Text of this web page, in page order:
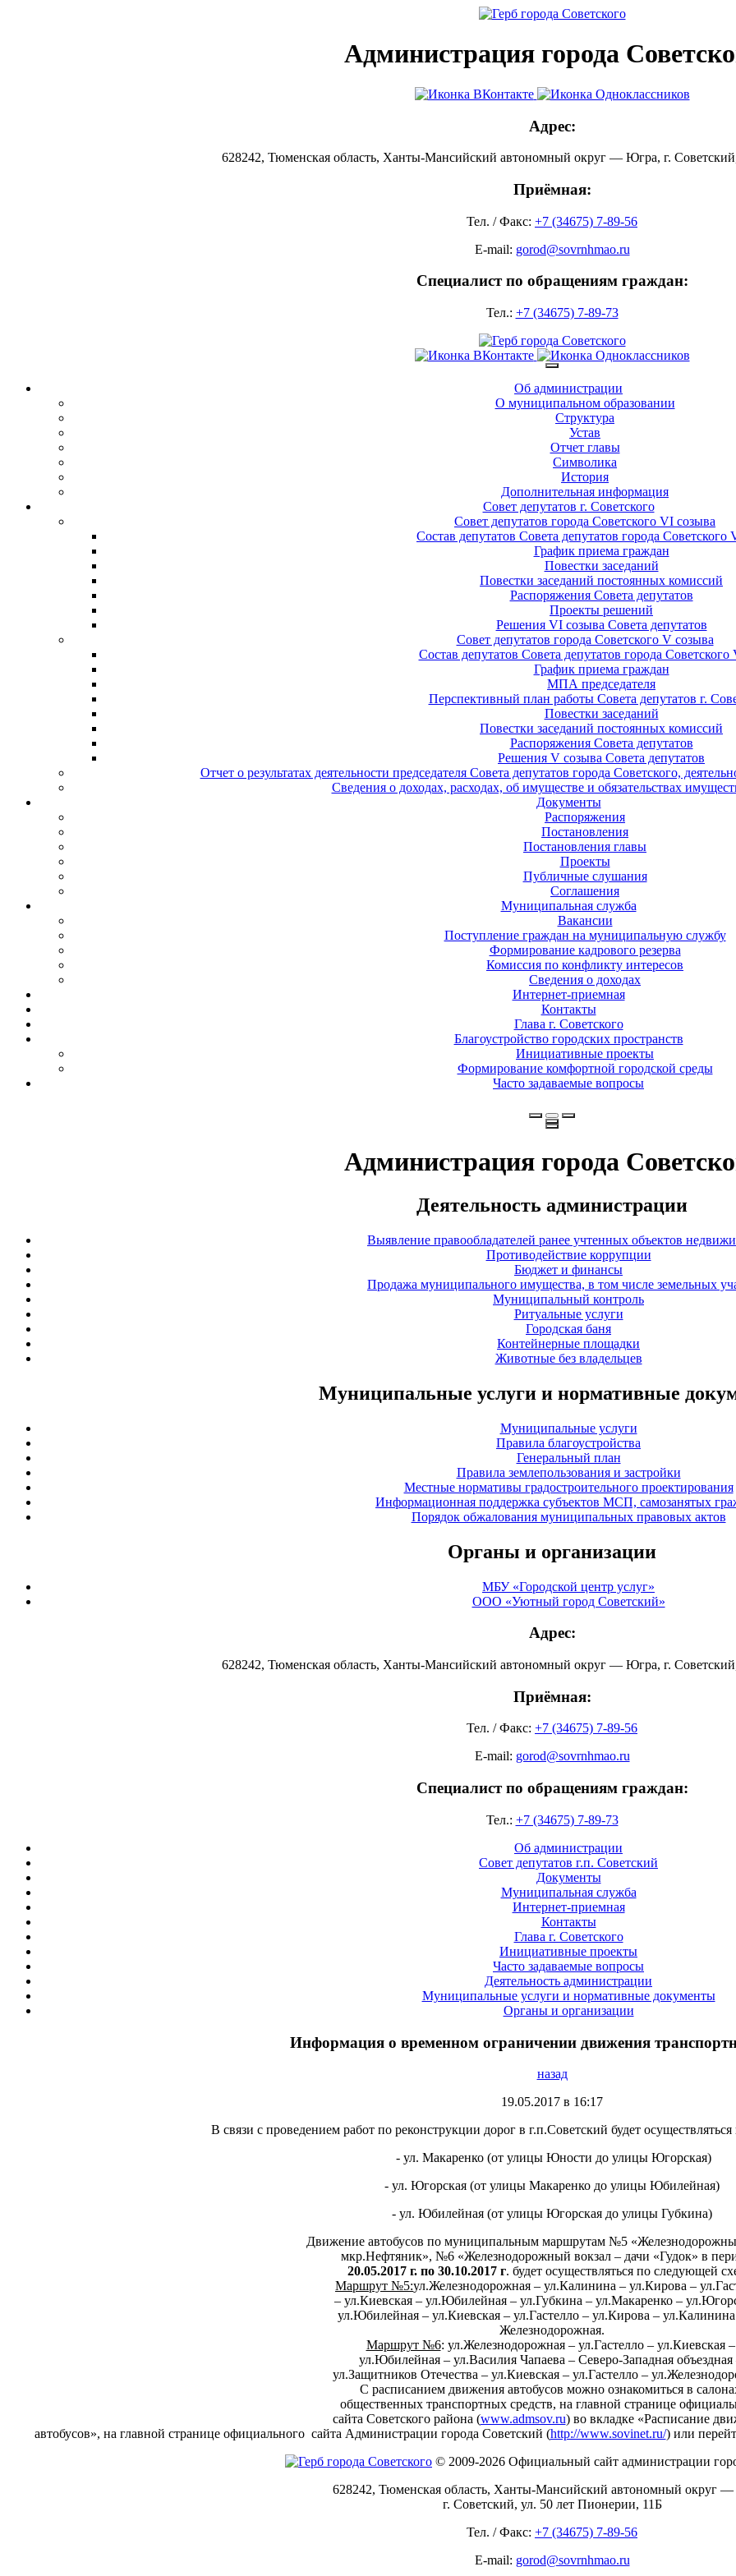
Администрация города
Адрес:
628242, Тюменская область, Ханты-Мансийский автономный округ — Югра, г.
Приёмная:
Тел. / Факс: +7 (34675) 7-89-56
E-mail: gorod@sovrnhmao.ru
Специалист по обращениям граждан:
Тел.: +7 (34675) 7-89-73
Об администрации
О муниципальном образовании
Структура
Устав
Отчет главы
Символика
История
Дополнительная информация
Совет депутатов г. Советского
Совет депутатов города Советского VI созыва
Состав депутатов Совета депутатов города Советского
График приема граждан
Повестки заседаний
Повестки заседаний постоянных комиссий
Распоряжения Совета депутатов
Проекты решений
Решения VI созыва Совета депутатов
Совет депутатов города Советского V созыва
Состав депутатов Совета депутатов города Советского
График приема граждан
МПА председателя
Перспективный план работы Совета депутатов г.
Повестки заседаний
Повестки заседаний постоянных комиссий
Распоряжения Совета депутатов
Решения V созыва Совета депутатов
Отчет о результатах деятельности председателя Совета депутатов города Советского,
Сведения о доходах, расходах, об имуществе и обязательствах
Документы
Распоряжения
Постановления
Постановления главы
Проекты
Публичные слушания
Соглашения
Муниципальная служба
Вакансии
Поступление граждан на муниципальную службу
Формирование кадрового резерва
Комиссия по конфликту интересов
Сведения о доходах
Интернет-приемная
Контакты
Глава г. Советского
Благоустройство городских пространств
Инициативные проекты
Формирование комфортной городской среды
Часто задаваемые вопросы
Администрация города
Деятельность администрации
Выявление правообладателей ранее учтенных объектов
Противодействие коррупции
Бюджет и финансы
Продажа муниципального имущества, в том числе земельных
Муниципальный контроль
Ритуальные услуги
Городская баня
Контейнерные площадки
Животные без владельцев
Муниципальные услуги и нормативные
Муниципальные услуги
Правила благоустройства
Генеральный план
Правила землепользования и застройки
Местные нормативы градостроительного проектирования
Информационная поддержка субъектов МСП, самозанятых
Порядок обжалования муниципальных правовых актов
Органы и организации
МБУ «Городской центр услуг»
ООО «Уютный город Советский»
Адрес:
628242, Тюменская область, Ханты-Мансийский автономный округ — Югра, г.
Приёмная:
Тел. / Факс: +7 (34675) 7-89-56
E-mail: gorod@sovrnhmao.ru
Специалист по обращениям граждан:
Тел.: +7 (34675) 7-89-73
Об администрации
Совет депутатов г.п. Советский
Документы
Муниципальная служба
Интернет-приемная
Контакты
Глава г. Советского
Инициативные проекты
Часто задаваемые вопросы
Деятельность администрации
Муниципальные услуги и нормативные документы
Органы и организации
Информация о временном ограничении движения
назад
19.05.2017 в 16:17
В связи с проведением работ по реконструкции дорог в г.п.Советский будет
- ул. Макаренко (от улицы Юности до улицы Югорская)
- ул. Югорская (от улицы Макаренко до улицы Юбилейная)
- ул. Юбилейная (от улицы Югорская до улицы Губкина)
Движение автобусов по муниципальным маршрутам №5
мкр.Нефтяник», №6 «Железнодорожный вокзал – дачи «Гудок» в
20.05.2017 г. по 30.10.2017 г. будет осуществляться по следующей
Маршрут №5:ул.Железнодорожная – ул.Калинина – ул.Кирова –
– ул.Киевская – ул.Юбилейная – ул.Губкина – ул.Макаренко –
ул.Юбилейная – ул.Киевская – ул.Гастелло – ул.Кирова – ул.Калинина
Железнодорожная.
Маршрут №6: ул.Железнодорожная – ул.Гастелло – ул.Киевская –
ул.Юбилейная – ул.Василия Чапаева – Северо-Западная объездная
ул.Защитников Отечества – ул.Киевская – ул.Гастелло –
С расписанием движения автобусов можно ознакомиться в
общественных транспортных средств, на главной странице
сайта Советского района (www.admsov.ru) во вкладке «Расписание
автобусов», на главной странице официального сайта Администрации города Советский (http://www.sovinet.ru/) или
© 2009-2026 Официальный сайт администрации
628242, Тюменская область, Ханты-Мансийский автономный округ
г. Советский, ул. 50 лет Пионерии, 11Б
Тел. / Факс: +7 (34675) 7-89-56
E-mail: gorod@sovrnhmao.ru